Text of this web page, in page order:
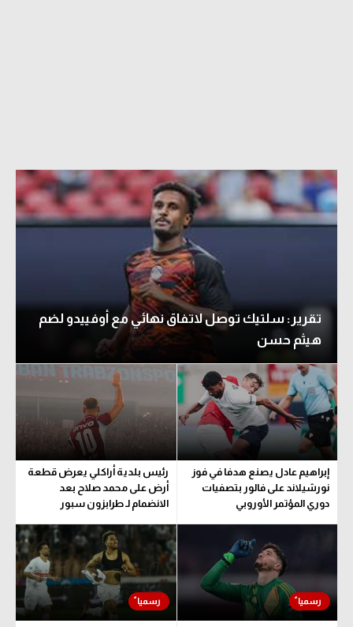
تقرير: سلتيك توصل لاتفاق نهائي مع أوفييدو لضم
هيثم حسن
إبراهيم عادل يصنع هدفا في فوز
نورشيلاند على فالور بتصفيات
دوري المؤتمر الأوروبي
رئيس بلدية أراكلي يعرض قطعة
أرض على محمد صلاح بعد
الانضمام لـ طرابزون سبور